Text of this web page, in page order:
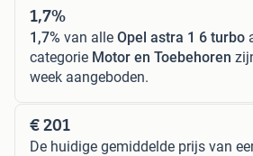
1,7%
1,7% van alle Opel astra 1 6 turbo
categorie Motor en Toebehoren
week aangeboden.
€ 201
De huidige gemiddelde prijs van